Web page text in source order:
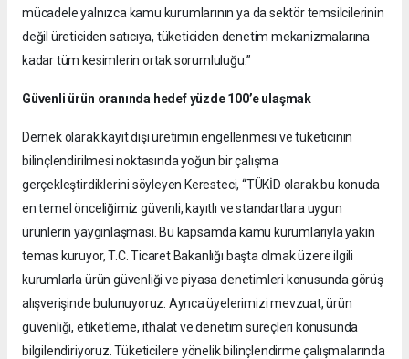
mücadele yalnızca kamu kurumlarının ya da sektör temsilcilerinin
değil üreticiden satıcıya, tüketiciden denetim mekanizmalarına
kadar tüm kesimlerin ortak sorumluluğu.”
Güvenli ürün oranında hedef yüzde 100’e ulaşmak
Dernek olarak kayıt dışı üretimin engellenmesi ve tüketicinin
bilinçlendirilmesi noktasında yoğun bir çalışma
gerçekleştirdiklerini söyleyen Keresteci, “TÜKİD olarak bu konuda
en temel önceliğimiz güvenli, kayıtlı ve standartlara uygun
ürünlerin yaygınlaşması. Bu kapsamda kamu kurumlarıyla yakın
temas kuruyor, T.C. Ticaret Bakanlığı başta olmak üzere ilgili
kurumlarla ürün güvenliği ve piyasa denetimleri konusunda görüş
alışverişinde bulunuyoruz. Ayrıca üyelerimizi mevzuat, ürün
güvenliği, etiketleme, ithalat ve denetim süreçleri konusunda
bilgilendiriyoruz. Tüketicilere yönelik bilinçlendirme çalışmalarında